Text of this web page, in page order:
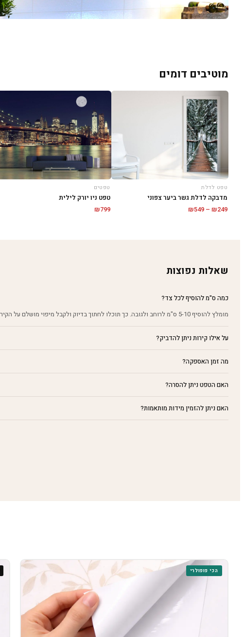
מוטיבים דומים
טפט לדלת
מדבקה לדלת גשר ביער צפוני
₪249
–
₪549
טפטים
טפט ניו יורק לילית
₪799
שאלות נפוצות
כמה ס"מ להוסיף לכל צד?
מומלץ להוסיף 5-10 ס"מ לרוחב ולגובה. כך תוכלו לחתוך בדיוק ולקבל מיפוי מושלם על הקיר.
על אילו קירות ניתן להדביק?
מה זמן האספקה?
האם הטפט ניתן להסרה?
האם ניתן להזמין מידות מותאמות?
הכי פופולרי